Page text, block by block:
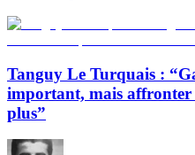
Tanguy Le Turquais :
important, mais affronter
plus”